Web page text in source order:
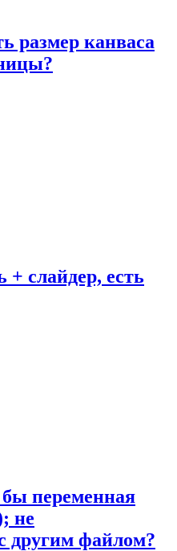
размер канваса
+ слайдер, есть
переменная
не
другим файлом?